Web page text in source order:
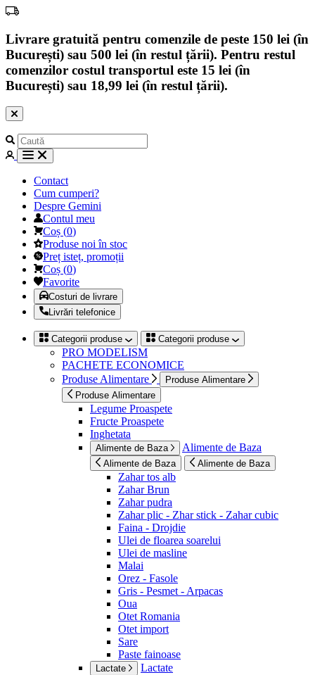
Livrare gratuită pentru comenzile de peste 150 lei (în
București) sau 500 lei (în restul țării). Pentru restul
comenzilor costul transportul este 15 lei (în
București) sau 18,99 lei (în restul țării).
Contact
Cum cumperi?
Despre Gemini
Contul meu
Coș (0)
Produse noi în stoc
Preț isteț, promoții
Coș (0)
Favorite
Costuri de livrare
Livrări telefonice
Categorii produse Categorii produse
PRO MODELISM
PACHETE ECONOMICE
Produse Alimentare
Produse Alimentare
Produse Alimentare
Legume Proaspete
Fructe Proaspete
Inghetata
Alimente de Baza Alimente de Baza
Alimente de Baza Alimente de Baza
Zahar tos alb
Zahar Brun
Zahar pudra
Zahar plic - Zhar stick - Zahar cubic
Faina - Drojdie
Ulei de floarea soarelui
Ulei de masline
Malai
Orez - Fasole
Gris - Pesmet - Arpacas
Oua
Otet Romania
Otet import
Sare
Paste fainoase
Lactate Lactate